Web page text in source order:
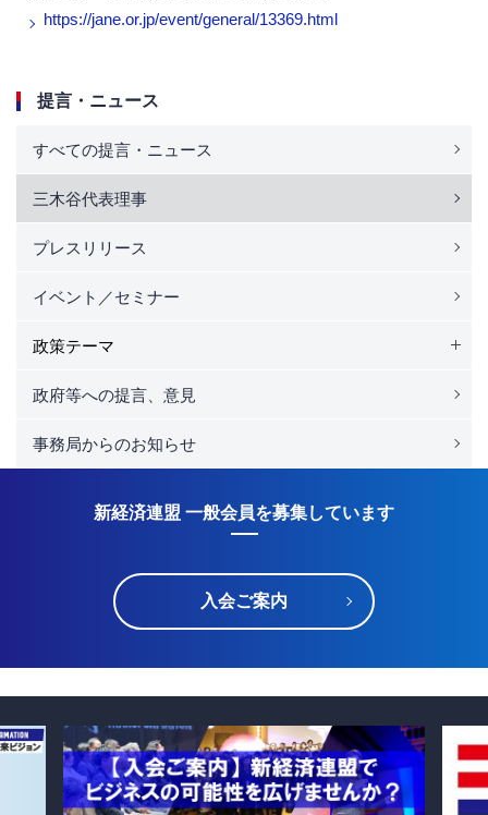
https://jane.or.jp/event/general/13369.html
提言・ニュース
すべての提言・ニュース
三木谷代表理事
プレスリリース
イベント／セミナー
政策テーマ
政府等への提言、意見
事務局からのお知らせ
新経済連盟 一般会員を募集しています
入会ご案内